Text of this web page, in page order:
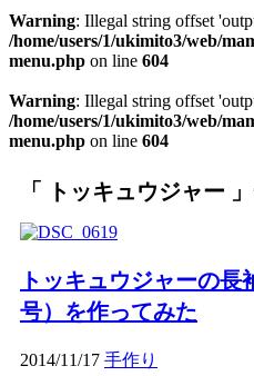
Warning: Illegal string offset
/home/users/1/ukimito3/web/
menu.php on line 604
Warning: Illegal string offset
/home/users/1/ukimito3/web/
menu.php on line 604
トッキュウジャー
トッキュウジャーの長
号）を作ってみた
2014/11/17 手作り